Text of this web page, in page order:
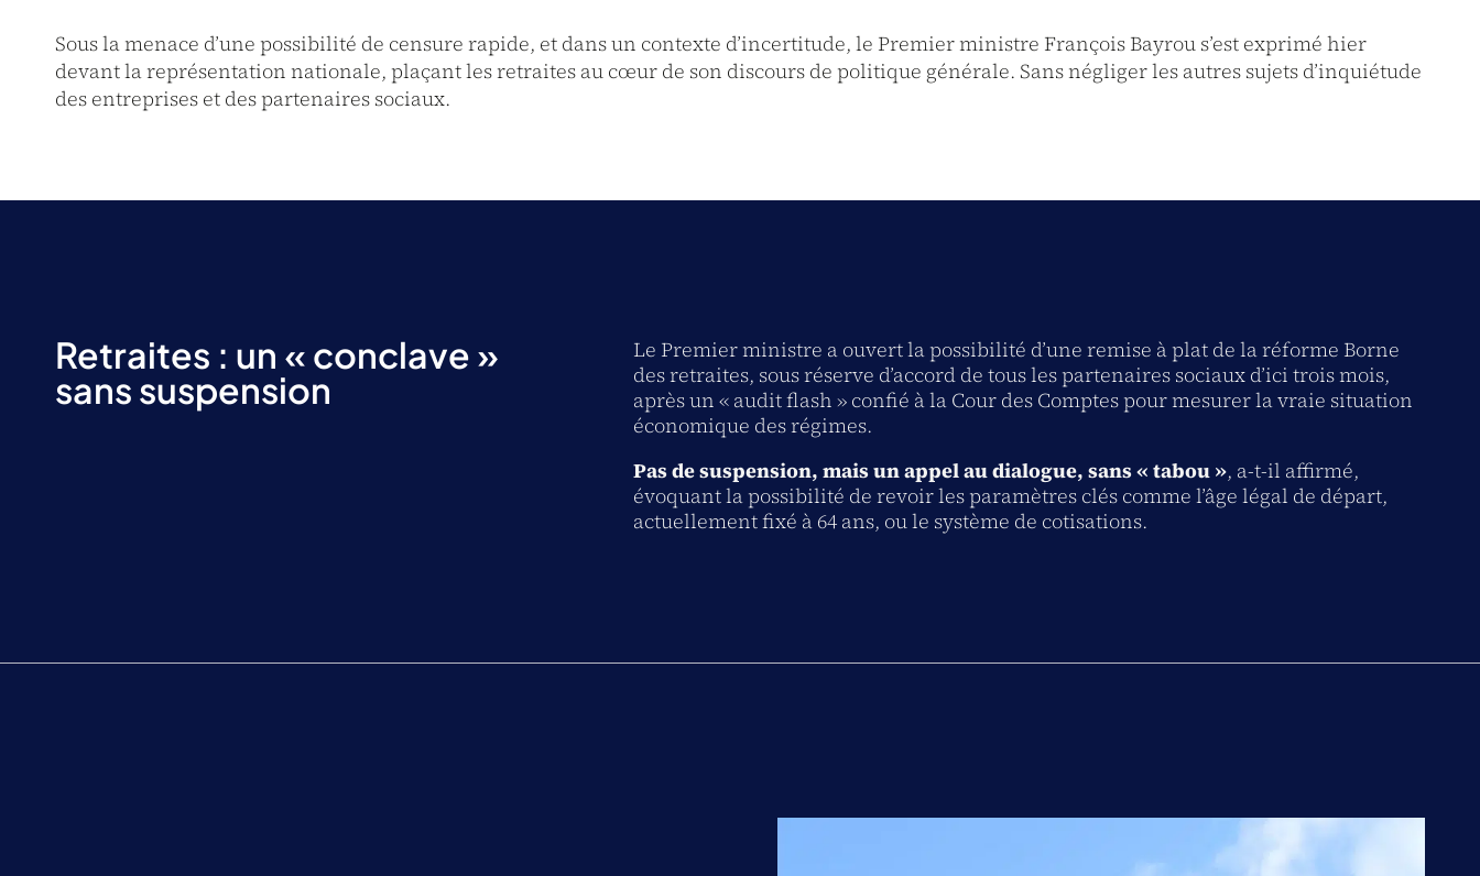
Sous la menace d’une possibilité de censure rapide, et dans un contexte d’incertitude, le Premier ministre François Bayrou s’est exprimé hier
devant la représentation nationale, plaçant les retraites au cœur de son discours de politique générale. Sans négliger les autres sujets d’inquiétude
des entreprises et des partenaires sociaux.
Retraites : un « conclave »
sans suspension
Le Premier ministre a ouvert la possibilité d’une remise à plat de la réforme Borne
des retraites, sous réserve d’accord de tous les partenaires sociaux d’ici trois mois,
après un « audit flash » confié à la Cour des Comptes pour mesurer la vraie situation
économique des régimes.
Pas de suspension, mais un appel au dialogue, sans « tabou », a-t-il affirmé,
évoquant la possibilité de revoir les paramètres clés comme l’âge légal de départ,
actuellement fixé à 64 ans, ou le système de cotisations.